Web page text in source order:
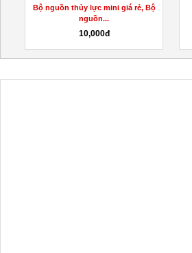
Bộ nguồn thủy lực mini giá rẻ, Bộ
nguồn...
10,000đ